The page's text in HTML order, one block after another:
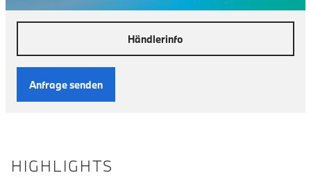
Händlerinfo
Anfrage senden
HIGHLIGHTS